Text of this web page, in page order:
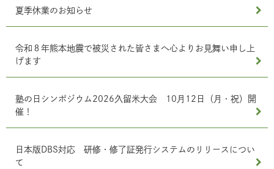
夏季休業のお知らせ
令和８年熊本地震で被災された皆さまへ心よりお見舞い申し上
げます
塾の日シンポジウム2026久留米大会 10月12日（月・祝）開
催！
日本版DBS対応 研修・修了証発行システムのリリースについ
て